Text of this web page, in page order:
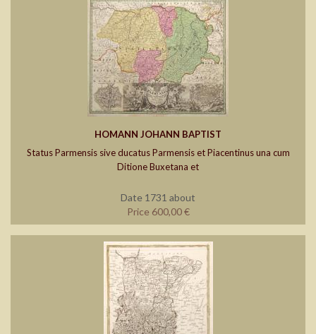
HOMANN JOHANN BAPTIST
Status Parmensis sive ducatus Parmensis et Piacentinus una cum
Ditione Buxetana et
Date 1731 about
Price 600,00 €